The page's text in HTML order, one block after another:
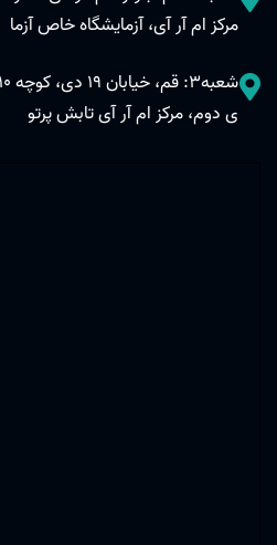
مرکز ام آر آی، آزمایشگاه خاص آزما
ی دوم، مرکز ام آر آی تابش پرتو